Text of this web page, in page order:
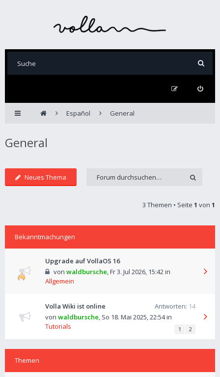
Español General
General
Neues Thema
3 Themen • Seite 1 von 1
Bekanntmachungen
Upgrade auf VollaOS 16
von waldbursche,Fr 3. Jul 2026, 15:42in
Allgemein
Volla Wiki ist online Antworten: 14
von waldbursche, So 18. Mai 2025, 22:54in
Tutorials
1 2
Themen